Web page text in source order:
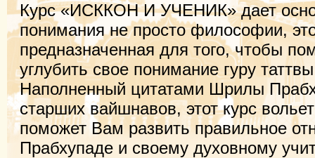
Курс «ИСККОН И УЧЕНИК» дает
понимания не просто философии,
предназначенная для того, чтобы
углубить свое понимание гуру
Наполненный цитатами Шрилы
старших вайшнавов, этот курс
поможет Вам развить правильное
Прабхупаде и своему духовному